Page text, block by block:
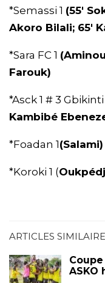
*Semassi 1 (55′
Akoro Bilali; 65′
*Sara FC 1
Farouk)
*Asck 1 # 3 Gbikinti
Kambibé
*Foadan 1(Salami)
*Koroki 1 (
ARTICLES
ASKO